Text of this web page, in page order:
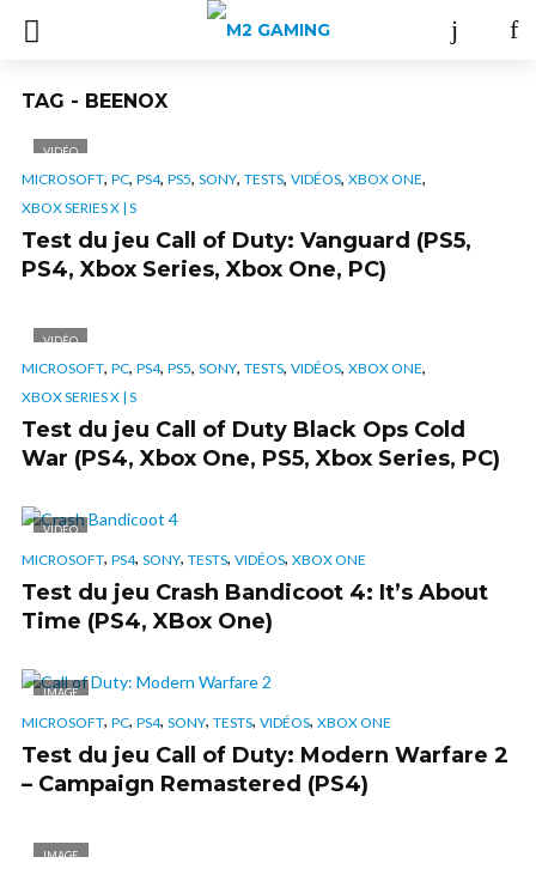
TAG - BEENOX
VIDÉO
MICROSOFT, PC, PS4, PS5, SONY, TESTS, VIDÉOS, XBOX ONE,
XBOX SERIES X | S
Test du jeu Call of Duty: Vanguard (PS5,
PS4, Xbox Series, Xbox One, PC)
VIDÉO
MICROSOFT, PC, PS4, PS5, SONY, TESTS, VIDÉOS, XBOX ONE,
XBOX SERIES X | S
Test du jeu Call of Duty Black Ops Cold
War (PS4, Xbox One, PS5, Xbox Series, PC)
VIDÉO
MICROSOFT, PS4, SONY, TESTS, VIDÉOS, XBOX ONE
Test du jeu Crash Bandicoot 4: It’s About
Time (PS4, XBox One)
IMAGE
MICROSOFT, PC, PS4, SONY, TESTS, VIDÉOS, XBOX ONE
Test du jeu Call of Duty: Modern Warfare 2
– Campaign Remastered (PS4)
IMAGE